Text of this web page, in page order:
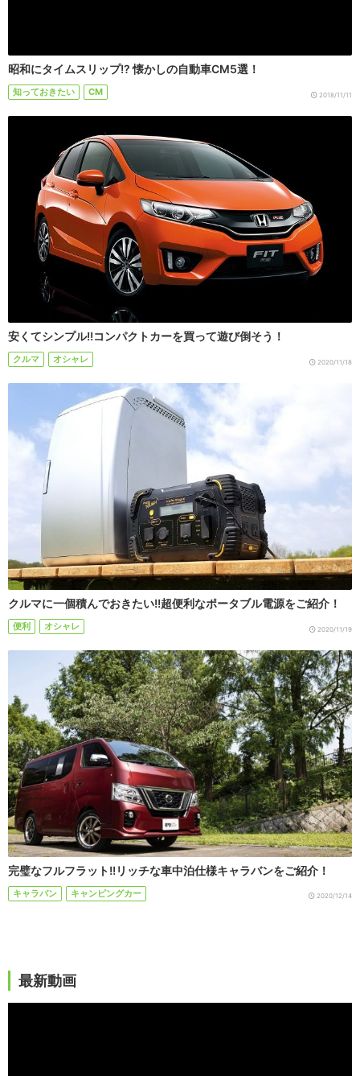
昭和にタイムスリップ!? 懐かしの自動車CM5選！
知っておきたい CM 2018/11/11
安くてシンプル!!コンパクトカーを買って遊び倒そう！
クルマ オシャレ 2020/11/18
クルマに一個積んでおきたい!!超便利なポータブル電源をご紹介！
便利 オシャレ 2020/11/19
完璧なフルフラット!!リッチな車中泊仕様キャラバンをご紹介！
キャラバン キャンピングカー 2020/12/14
最新動画